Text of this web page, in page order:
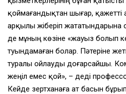
қоймағандықтан шығар, қажетті
арқылы жіберіп жататындарына
де мұның көзіне «жауыз болып
туындамаған болар. Пәтеріне
туралы ойлауды доғарсайшы.
жеңіл емес қой», – деді
Кейде зертханаға ат басын